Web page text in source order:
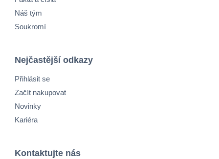
Náš tým
Soukromí
Nejčastější odkazy
Přihlásit se
Začít nakupovat
Novinky
Kariéra
Kontaktujte nás